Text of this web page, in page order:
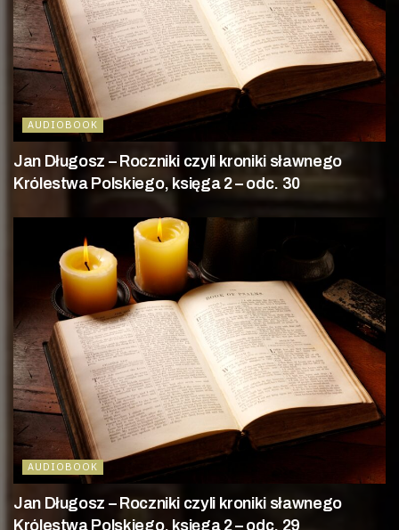
AUDIOBOOK
Jan Długosz – Roczniki czyli kroniki sławnego
Królestwa Polskiego, księga 2 – odc. 30
AUDIOBOOK
Jan Długosz – Roczniki czyli kroniki sławnego
Królestwa Polskiego, księga 2 – odc. 29